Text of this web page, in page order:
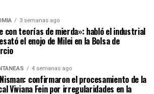
3 semanas ago
con teorías de mierda»: habló el industrial
el enojo de Milei en la Bolsa de
4 semanas ago
confirmaron el procesamiento de la
Viviana Fein por irregularidades en la